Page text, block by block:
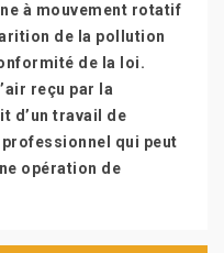
à mouvement rotatif
de la pollution
de la loi.
reçu par la
d’un travail de
qui peut
opération de